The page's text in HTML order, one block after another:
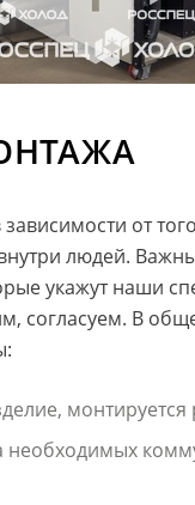
от
людей.
укажут наши
согласуем. В
монтируется
необходимых